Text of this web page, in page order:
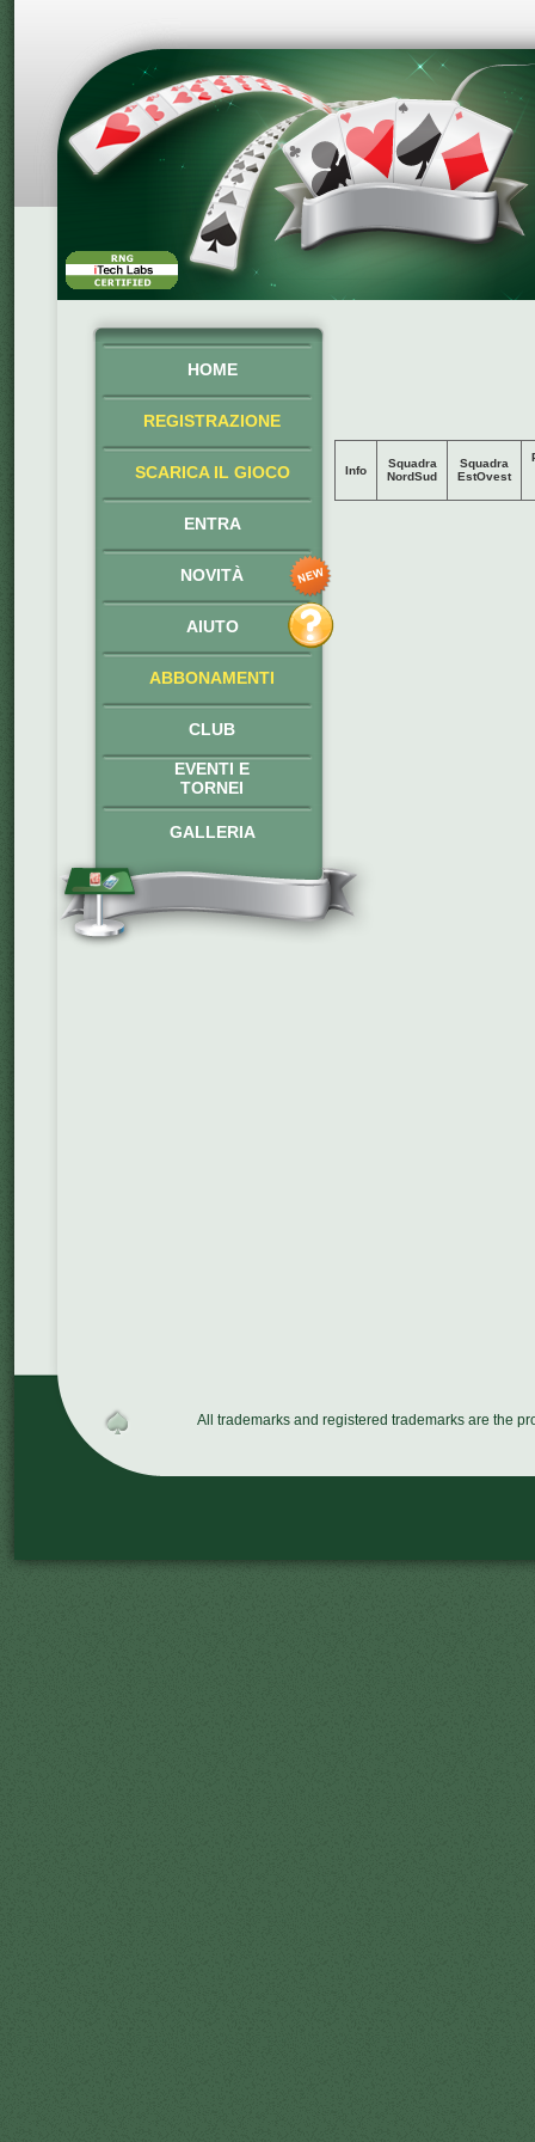
HOME
REGISTRAZIONE
SCARICA IL GIOCO
ENTRA
NOVITÀ
AIUTO
ABBONAMENTI
CLUB
EVENTI E
TORNEI
GALLERIA
Info
Squadra
NordSud
Squadra
EstOvest
All trademarks and registered trademarks are the